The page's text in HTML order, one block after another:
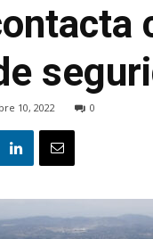
10, 2022 0